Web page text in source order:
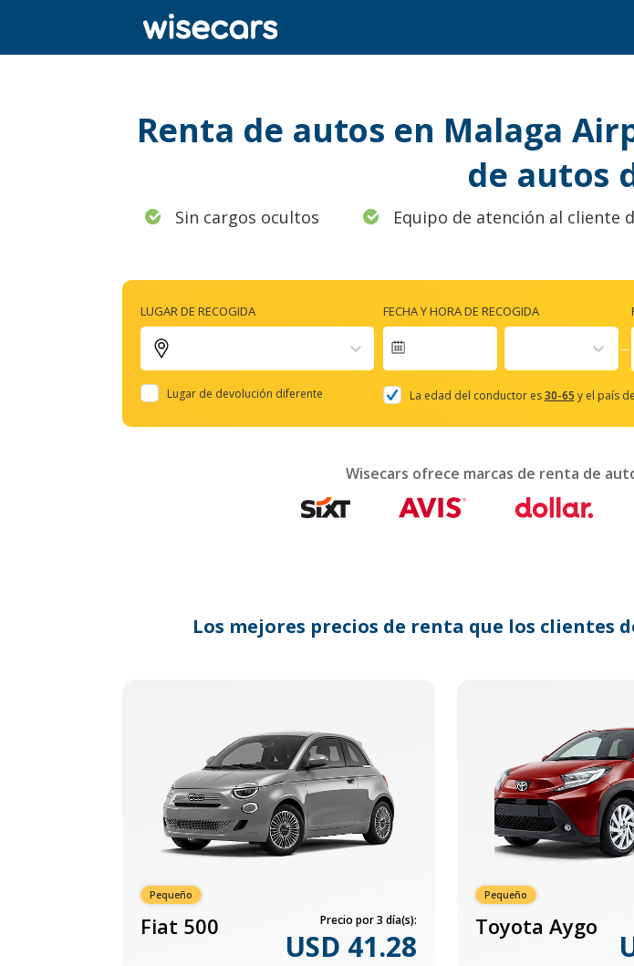
Renta de autos en Malaga
de autos
Sin cargos ocultos Equipo de atención al cliente
LUGAR DE RECOGIDA
Lugar de devolución diferente
FECHA Y HORA DE RECOGIDA
to
calendar
select
a
key
La edad del conductor es30-65 y el país
Wisecars ofrece marcas de renta de
Los mejores precios de renta que los clientes
Pequeño
Fiat 500 Precio por 3 día(s):
USD 41.28
Pequeño
Toyota Aygo